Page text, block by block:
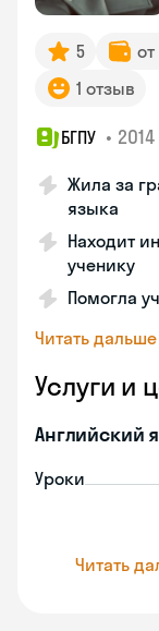
5
1 отзыв
БГПУ • 2014
Жила за
языка
Находит
ученику
Помогла
Читать дальше
Услуги и
Английский
Уроки
Читать